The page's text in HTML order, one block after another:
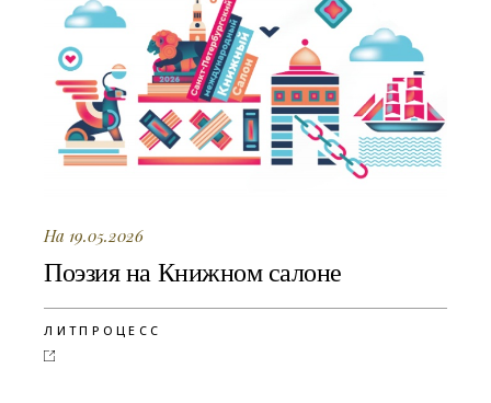
На 19.05.2026
Поэзия на Книжном салоне
ЛИТПРОЦЕСС